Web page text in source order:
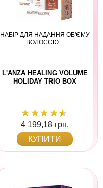
НАБІР ДЛЯ НАДАННЯ ОБ'ЄМУ
ВОЛОССЮ...
L'ANZA HEALING VOLUME
HOLIDAY TRIO BOX
4 199,18 грн.
КУПИТИ